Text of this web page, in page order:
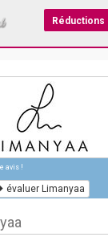
Réductions
avis !
évaluer Limanyaa